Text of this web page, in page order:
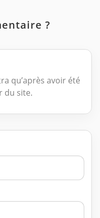
?
qu’après avoir été
du site.